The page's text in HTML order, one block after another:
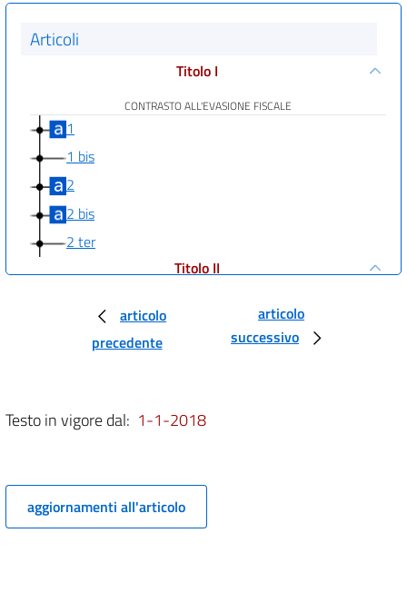
Articoli
Titolo I
CONTRASTO ALL'EVASIONE FISCALE
1
1 bis
2
2 bis
2 ter
Titolo II
Titolo III
SPA))
4
articolo
precedente
articolo
successivo
Testo in vigore dal: 1-1-2018
aggiornamenti all'articolo